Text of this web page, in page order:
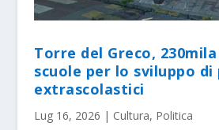
Torre del Greco,
scuole per lo sviluppo
extrascolastici
Lug 16, 2026 | Cultura, Politica